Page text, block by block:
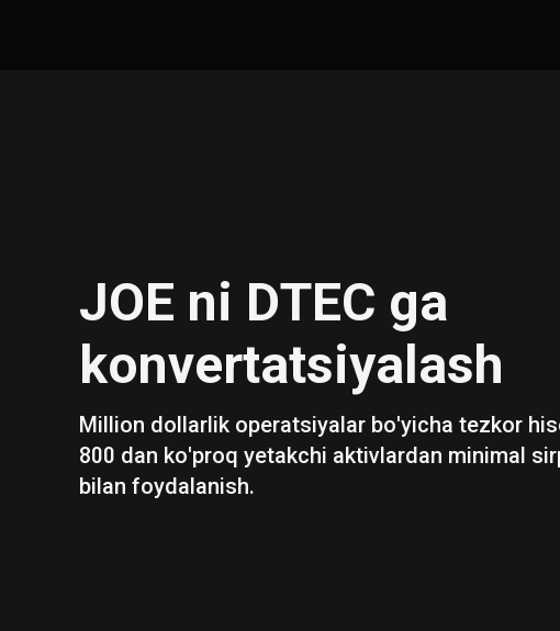
JOE ni DTEC ga
konvertatsiyalash
Million dollarlik operatsiyalar bo'yicha tezkor
800 dan ko'proq yetakchi aktivlardan minimal
bilan foydalanish.